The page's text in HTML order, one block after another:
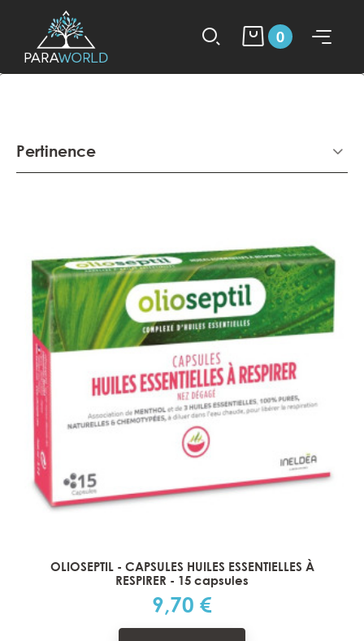
0
Pertinence
OLIOSEPTIL - CAPSULES HUILES ESSENTIELLES À
RESPIRER - 15 capsules
Prix
9,70 €